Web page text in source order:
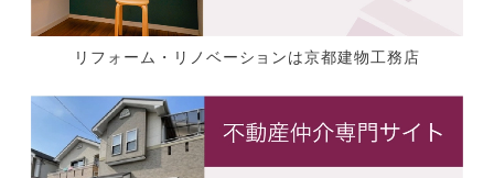
リフォーム・リノベーションは京都建物工務店